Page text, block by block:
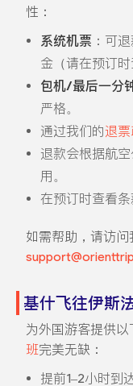
性：
系统机票：可
金（请在预订时
包机/最后一分
严格。
通过我们的退
退款会根据航
用。
在预订时查看条
如需帮助，请访问
基什飞往伊斯
为外国游客提供
班完美无缺：
提前1–2小时到